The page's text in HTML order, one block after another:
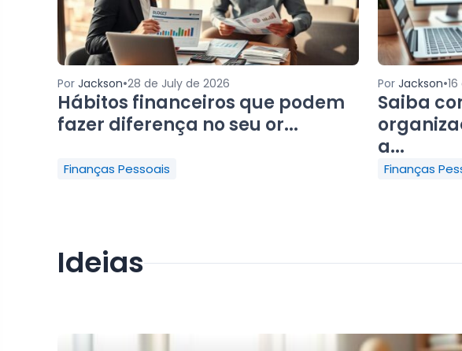
Por Jackson•28 de July de 2026
Hábitos financeiros que podem
fazer diferença no seu or...
Finanças Pessoais
PorJackson•
Saiba
a...
Finanças
Ideias